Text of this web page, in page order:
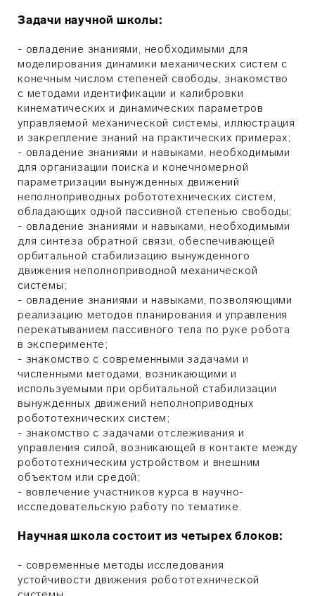
Задачи научной школы:
- овладение знаниями, необходимыми для
моделирования динамики механических систем с
конечным числом степеней свободы, знакомство
с методами идентификации и калибровки
кинематических и динамических параметров
управляемой механической системы, иллюстрация
и закрепление знаний на практических примерах;
- овладение знаниями и навыками, необходимыми
для организации поиска и конечномерной
параметризации вынужденных движений
неполноприводных робототехнических систем,
обладающих одной пассивной степенью свободы;
- овладение знаниями и навыками, необходимыми
для синтеза обратной связи, обеспечивающей
орбитальной стабилизацию вынужденного
движения неполноприводной механической
системы;
- овладение знаниями и навыками, позволяющими
реализацию методов планирования и управления
перекатыванием пассивного тела по руке робота
в эксперименте;
- знакомство с современными задачами и
численными методами, возникающими и
используемыми при орбитальной стабилизации
вынужденных движений неполноприводных
робототехнических систем;
- знакомство с задачами отслеживания и
управления силой, возникающей в контакте между
робототехническим устройством и внешним
объектом или средой;
- вовлечение участников курса в научно-
исследовательскую работу по тематике.
Научная школа состоит из четырех блоков:
- современные методы исследования
устойчивости движения робототехнической